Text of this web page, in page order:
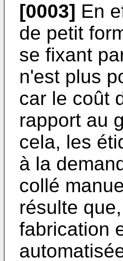
[0003] En
de petit
se fixant
n'est plus
car le coût
rapport au
cela, les
à la
collé
résulte
fabrication